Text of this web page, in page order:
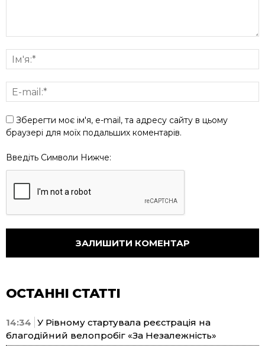
Зберегти моє ім'я, e-mail, та адресу сайту в цьому
браузері для моїх подальших коментарів.
Введіть Символи Нижче:
ОСТАННІ СТАТТІ
14:34 У Рівному стартувала реєстрація на
благодійний велопробіг «За Незалежність»